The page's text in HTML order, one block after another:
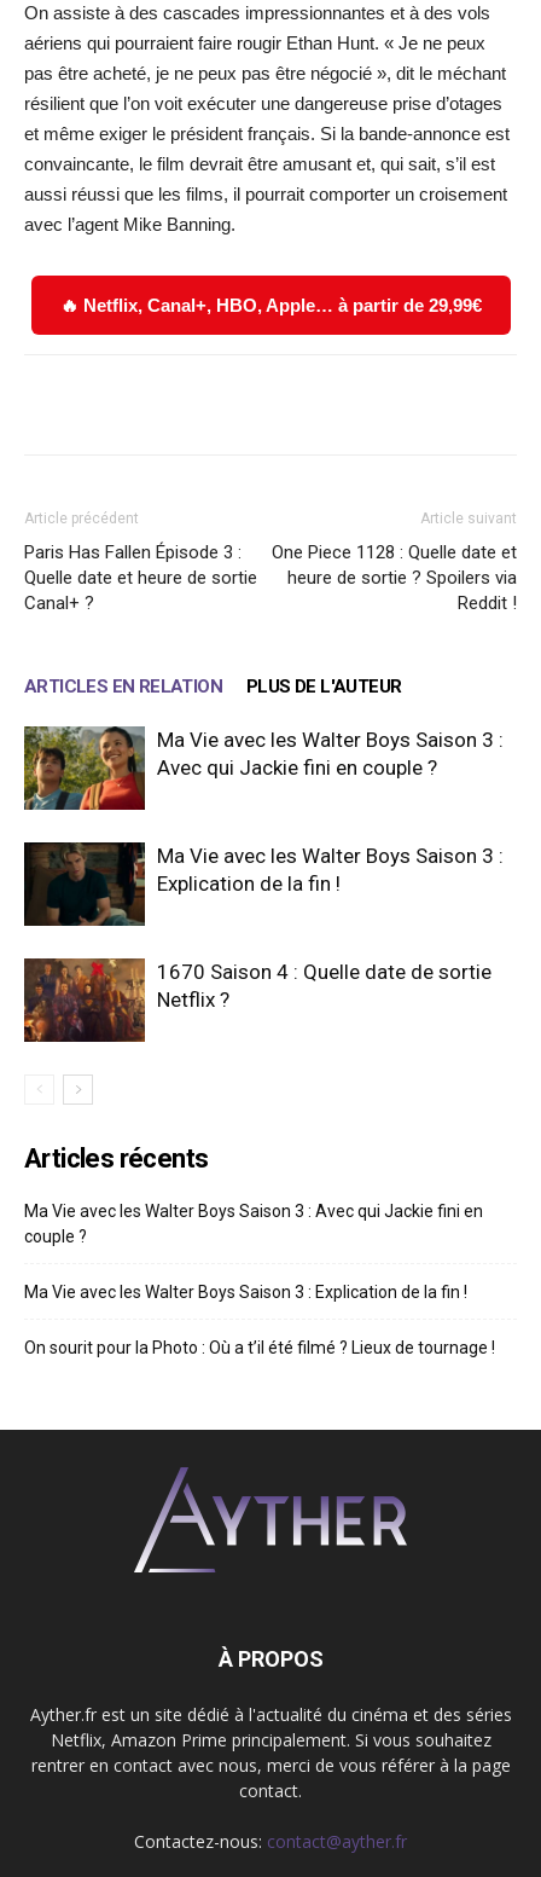
On assiste à des cascades impressionnantes et à des vols
aériens qui pourraient faire rougir Ethan Hunt. « Je ne peux
pas être acheté, je ne peux pas être négocié », dit le méchant
résilient que l’on voit exécuter une dangereuse prise d’otages
et même exiger le président français. Si la bande-annonce est
convaincante, le film devrait être amusant et, qui sait, s’il est
aussi réussi que les films, il pourrait comporter un croisement
avec l’agent Mike Banning.
🔥 Netflix, Canal+, HBO, Apple… à partir de 29,99€
Article précédent
Paris Has Fallen Épisode 3 :
Quelle date et heure de sortie
Canal+ ?
Article suivant
One Piece 1128 : Quelle date et
heure de sortie ? Spoilers via
Reddit !
ARTICLES EN RELATION PLUS DE L'AUTEUR
Ma Vie avec les Walter Boys Saison 3 :
Avec qui Jackie fini en couple ?
Ma Vie avec les Walter Boys Saison 3 :
Explication de la fin !
1670 Saison 4 : Quelle date de sortie
Netflix ?
Articles récents
Ma Vie avec les Walter Boys Saison 3 : Avec qui Jackie fini en
couple ?
Ma Vie avec les Walter Boys Saison 3 : Explication de la fin !
On sourit pour la Photo : Où a t’il été filmé ? Lieux de tournage !
À PROPOS
Ayther.fr est un site dédié à l'actualité du cinéma et des séries
Netflix, Amazon Prime principalement. Si vous souhaitez
rentrer en contact avec nous, merci de vous référer à la page
contact.
Contactez-nous: contact@ayther.fr